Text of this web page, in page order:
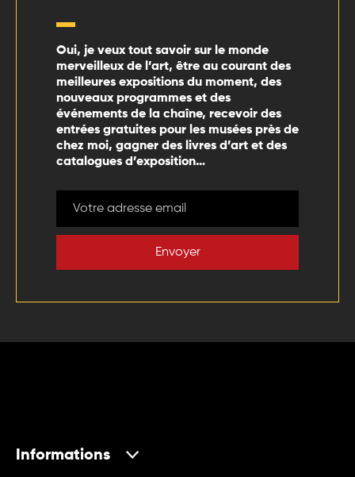
Oui, je veux tout savoir sur le monde
merveilleux de l’art, être au courant des
meilleures expositions du moment, des
nouveaux programmes et des
événements de la chaîne, recevoir des
entrées gratuites pour les musées près de
chez moi, gagner des livres d’art et des
catalogues d’exposition…
Envoyer
Informations